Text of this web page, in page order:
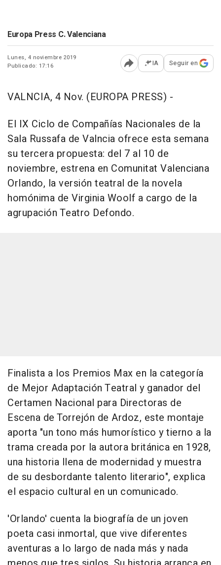
Europa Press C. Valenciana
Lunes, 4 noviembre 2019
Publicado: 17:16
Abrir opciones para
IA Seguir en
VALNCIA, 4 Nov. (EUROPA PRESS) -
El IX Ciclo de Compañías Nacionales de la
Sala Russafa de Valncia ofrece esta semana
su tercera propuesta: del 7 al 10 de
noviembre, estrena en Comunitat Valenciana
Orlando, la versión teatral de la novela
homónima de Virginia Woolf a cargo de la
agrupación Teatro Defondo.
Finalista a los Premios Max en la categoría
de Mejor Adaptación Teatral y ganador del
Certamen Nacional para Directoras de
Escena de Torrejón de Ardoz, este montaje
aporta "un tono más humorístico y tierno a la
trama creada por la autora británica en 1928,
una historia llena de modernidad y muestra
de su desbordante talento literario", explica
el espacio cultural en un comunicado.
'Orlando' cuenta la biografía de un joven
poeta casi inmortal, que vive diferentes
aventuras a lo largo de nada más y nada